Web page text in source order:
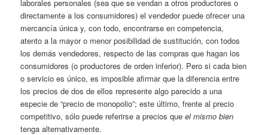
laborales personales (sea que se vendan a otros productores o
directamente a los consumidores) el vendedor puede ofrecer una
mercancía única y, con todo, encontrarse en competencia,
atento a la mayor o menor posibilidad de sustitución, con todos
los demás vendedores, respecto de las compras que hagan los
consumidores (o productores de orden inferior). Pero si cada bien
o servicio es único, es imposible afirmar que la diferencia entre
los precios de dos de ellos represente algo parecido a una
especie de “precio de monopolio”; este último, frente al precio
competitivo, sólo puede referirse a precios queel mismo bien
tenga alternativamente.